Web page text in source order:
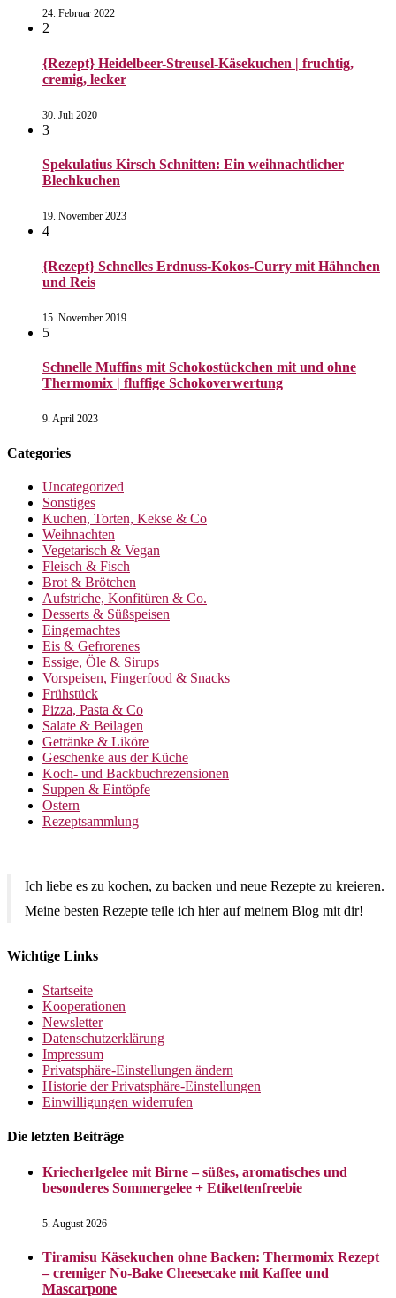
24. Februar 2022
2
{Rezept} Heidelbeer-Streusel-Käsekuchen | fruchtig,
cremig, lecker
30. Juli 2020
3
Spekulatius Kirsch Schnitten: Ein weihnachtlicher
Blechkuchen
19. November 2023
4
{Rezept} Schnelles Erdnuss-Kokos-Curry mit Hähnchen
und Reis
15. November 2019
5
Schnelle Muffins mit Schokostückchen mit und ohne
Thermomix | fluffige Schokoverwertung
9. April 2023
Categories
Uncategorized
Sonstiges
Kuchen, Torten, Kekse & Co
Weihnachten
Vegetarisch & Vegan
Fleisch & Fisch
Brot & Brötchen
Aufstriche, Konfitüren & Co.
Desserts & Süßspeisen
Eingemachtes
Eis & Gefrorenes
Essige, Öle & Sirups
Vorspeisen, Fingerfood & Snacks
Frühstück
Pizza, Pasta & Co
Salate & Beilagen
Getränke & Liköre
Geschenke aus der Küche
Koch- und Backbuchrezensionen
Suppen & Eintöpfe
Ostern
Rezeptsammlung
Ich liebe es zu kochen, zu backen und neue Rezepte zu kreieren.
Meine besten Rezepte teile ich hier auf meinem Blog mit dir!
Wichtige Links
Startseite
Kooperationen
Newsletter
Datenschutzerklärung
Impressum
Privatsphäre-Einstellungen ändern
Historie der Privatsphäre-Einstellungen
Einwilligungen widerrufen
Die letzten Beiträge
Kriecherlgelee mit Birne – süßes, aromatisches und
besonderes Sommergelee + Etikettenfreebie
5. August 2026
Tiramisu Käsekuchen ohne Backen: Thermomix Rezept
– cremiger No-Bake Cheesecake mit Kaffee und
Mascarpone